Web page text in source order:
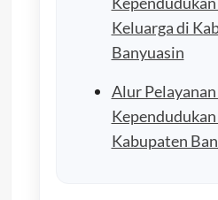
Keluarga di
Banyuasin
Alur
Kabupaten